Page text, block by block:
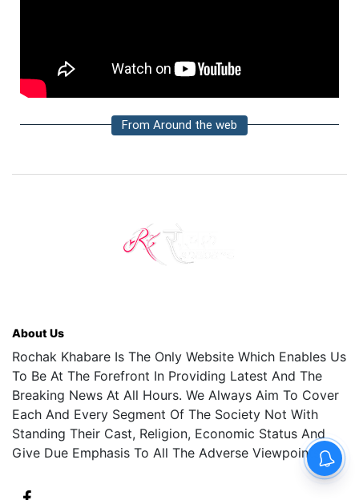
From Around the web
About Us
Rochak Khabare Is The Only Website Which Enables Us
To Be At The Forefront In Providing Latest And The
Breaking News At All Hours. We Always Aim To Cover
Each And Every Segment Of The Society Not With
Standing Their Cast, Religion, Economic Status And
Give Due Emphasis To All The Adverse Viewpoints.